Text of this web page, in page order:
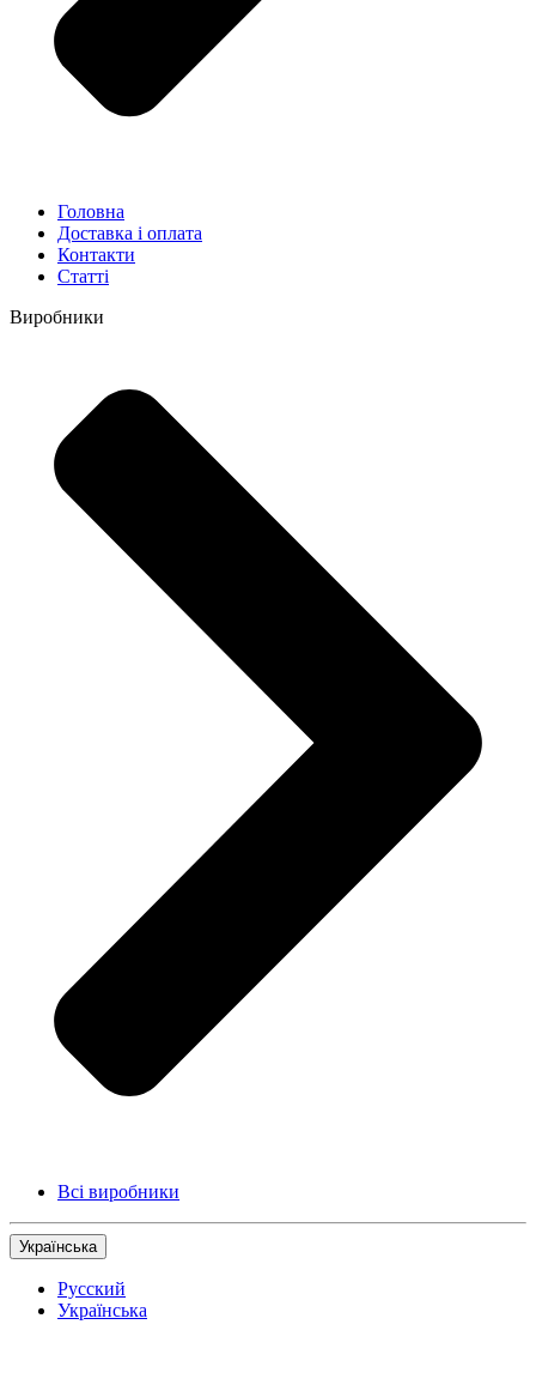
Головна
Доставка і оплата
Контакти
Статті
Виробники
Всі виробники
Українська
Русский
Українська